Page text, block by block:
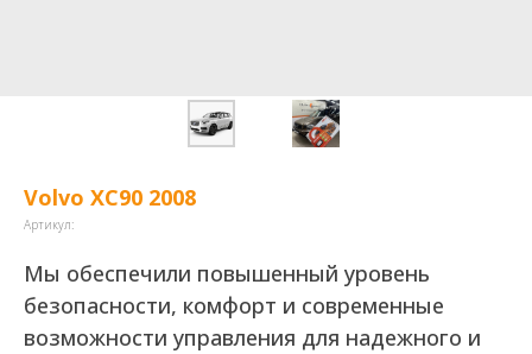
Volvo XC90 2008
Артикул:
Мы обеспечили повышенный уровень
безопасности, комфорт и современные
возможности управления для надежного и